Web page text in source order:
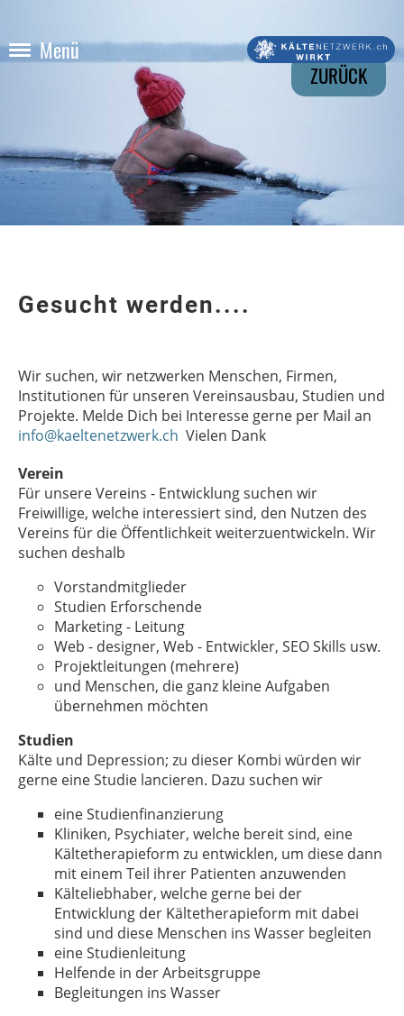
Menü
ZURÜCK
Gesucht werden....
Wir suchen, wir netzwerken Menschen, Firmen,
Institutionen für unseren Vereinsausbau, Studien und
Projekte. Melde Dich bei Interesse gerne per Mail an
info@kaeltenetzwerk.ch Vielen Dank
Verein
Für unsere Vereins - Entwicklung suchen wir
Freiwillige, welche interessiert sind, den Nutzen des
Vereins für die Öffentlichkeit weiterzuentwickeln. Wir
suchen deshalb
Vorstandmitglieder
Studien Erforschende
Marketing - Leitung
Web - designer, Web - Entwickler, SEO Skills usw.
Projektleitungen (mehrere)
und Menschen, die ganz kleine Aufgaben
übernehmen möchten
Studien
Kälte und Depression; zu dieser Kombi würden wir
gerne eine Studie lancieren. Dazu suchen wir
eine Studienfinanzierung
Kliniken, Psychiater, welche bereit sind, eine
Kältetherapieform zu entwicklen, um diese dann
mit einem Teil ihrer Patienten anzuwenden
Kälteliebhaber, welche gerne bei der
Entwicklung der Kältetherapieform mit dabei
sind und diese Menschen ins Wasser begleiten
eine Studienleitung
Helfende in der Arbeitsgruppe
Begleitungen ins Wasser